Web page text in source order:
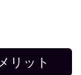
リット